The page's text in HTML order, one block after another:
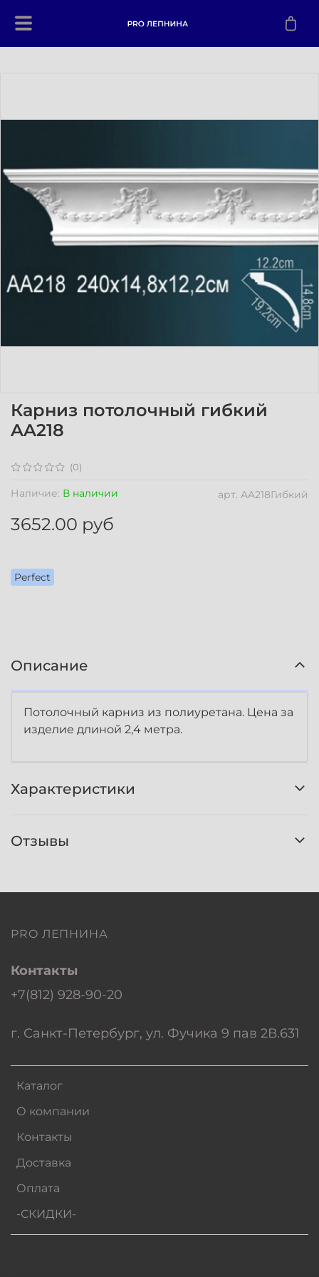
(0)
арт. AA218Гибкий
Наличие: В наличии
Perfect
Карниз потолочный гибкий
AA218
3652.00 руб
Описание
Потолочный карниз из полиуретана. Цена за
изделие длиной 2,4 метра.
Характеристики
Отзывы
PRO ЛЕПНИНА
Каталог
О компании
Контакты
Доставка
Оплата
-СКИДКИ-
Контакты
+7(812) 928-90-20
г. Санкт-Петербург, ул. Фучика 9 пав 2В.631